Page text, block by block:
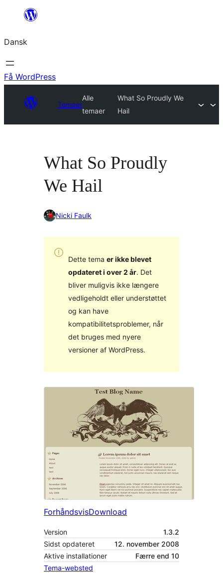
Spring
indhold
Dansk
Få WordPress
Temaer
Alle
temaer
What So Proudly We
Hail
What So Proudly
We Hail
Nicki Faulk
Dette tema er ikke blevet
opdateret i over 2 år. Det
bliver muligvis ikke længere
vedligeholdt eller understøttet
og kan have
kompatibilitetsproblemer, når
det bruges med nyere
versioner af WordPress.
ForhåndsvisDownload
Version
1.3.2
Sidst opdateret
12. november 2008
Aktive installationer
Færre end 10
Tema-websted